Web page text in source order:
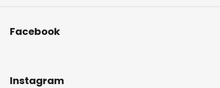
Facebook
Instagram